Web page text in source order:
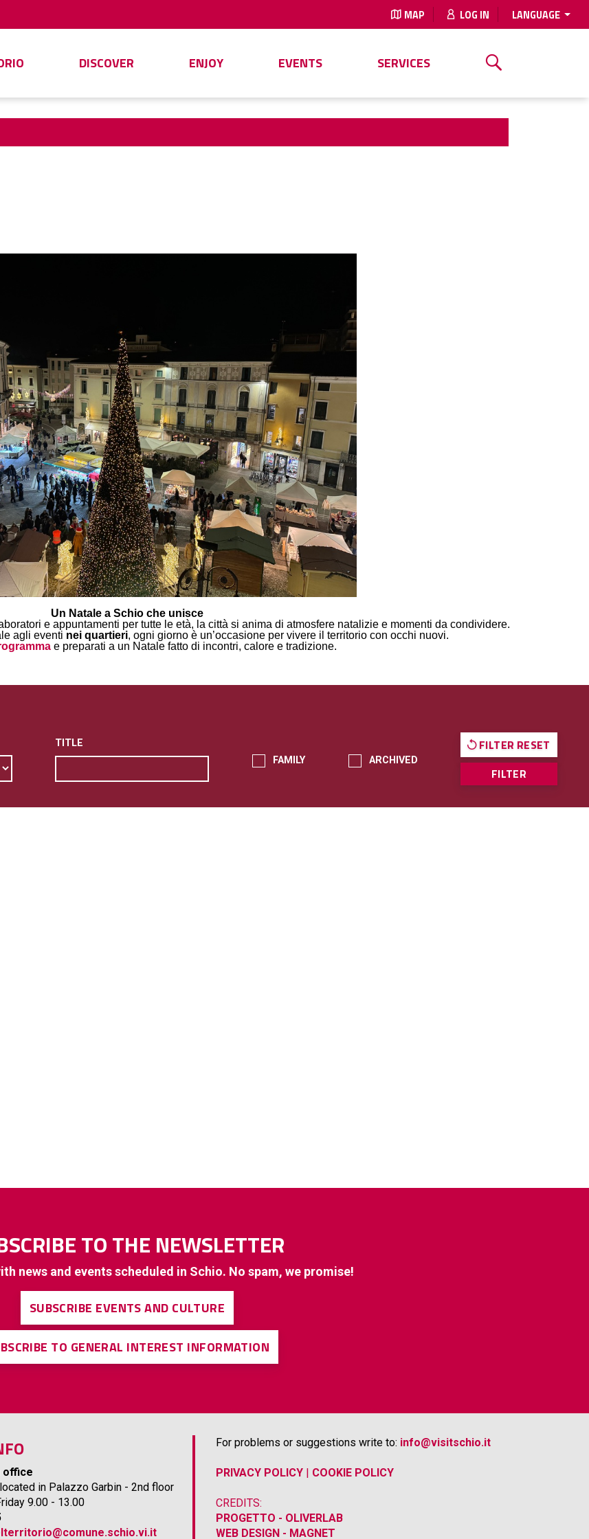
MAP LOG IN LANGUAGE
DISCOVER ENJOY EVENTS SERVICES
Un Natale a Schio che unisce
e appuntamenti per tutte le età, la città si anima di atmosfere natalizie e momenti da condividere.
agli eventi nei quartieri, ogni giorno è un’occasione per vivere il territorio con occhi nuovi.
e preparati a un Natale fatto di incontri, calore e tradizione.
TITLE
FAMILY
ARCHIVED
FILTER RESET
TO THE NEWSLETTER
news and events scheduled in Schio. No spam, we promise!
SUBSCRIBE EVENTS AND CULTURE
TO GENERAL INTEREST INFORMATION
office
in Palazzo Garbin - 2nd floor
9.00 - 13.00
For problems or suggestions write to: info@visitschio.it
PRIVACY POLICY COOKIE POLICY
CREDITS:
PROGETTO - OLIVERLAB
WEB DESIGN - MAGNET